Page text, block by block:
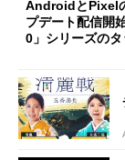
AndroidとPixel
プデート配信
0」シリーズの